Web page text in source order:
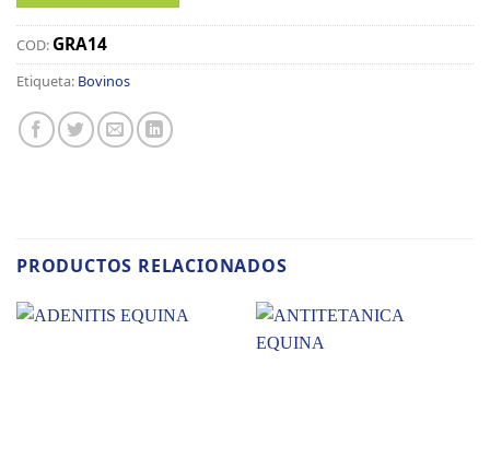
COD: GRA14
Etiqueta: Bovinos
PRODUCTOS RELACIONADOS